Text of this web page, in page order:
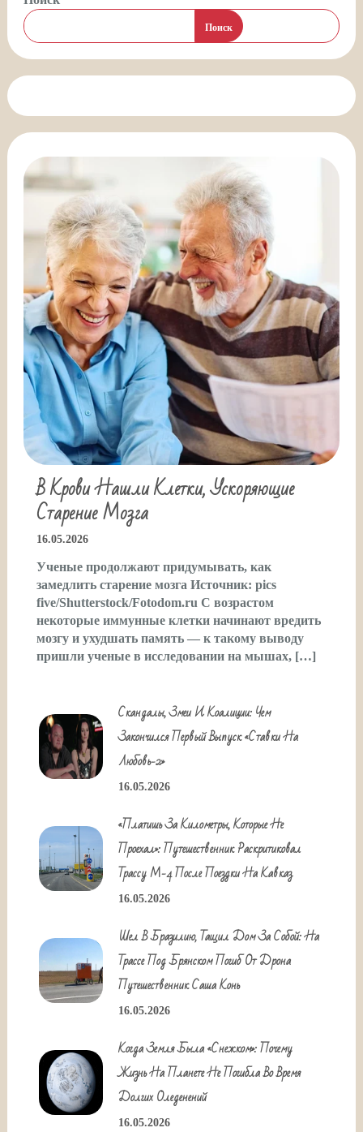
Поиск
В Крови Нашли Клетки, Ускоряющие
Старение Мозга
16.05.2026
Ученые продолжают придумывать, как
замедлить старение мозга Источник: pics
five/Shutterstock/Fotodom.ru С возрастом
некоторые иммунные клетки начинают вредить
мозгу и ухудшать память — к такому выводу
пришли ученые в исследовании на мышах, […]
Скандалы, Змеи И Коалиции: Чем
Закончился Первый Выпуск «Ставки На
Любовь-2»
16.05.2026
«Платишь За Километры, Которые Не
Проехал»: Путешественник Раскритиковал
Трассу М-4 После Поездки На Кавказ
16.05.2026
Шел В Бразилию, Тащил Дом За Собой: На
Трассе Под Брянском Погиб От Дрона
Путешественник Саша Конь
16.05.2026
Когда Земля Была «снежком»: Почему
Жизнь На Планете Не Погибла Во Время
Долгих Оледенений
16.05.2026